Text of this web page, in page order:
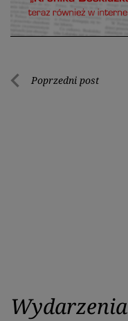
Nawigacja
Poprzedni post
Wydarzenia